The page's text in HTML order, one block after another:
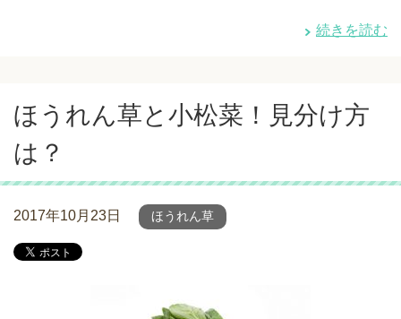
続きを読む
ほうれん草と小松菜！見分け方
は？
2017年10月23日 ほうれん草